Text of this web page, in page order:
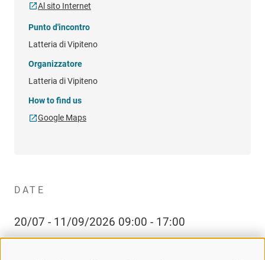
Al sito Internet
Punto d'incontro
Latteria di Vipiteno
Organizzatore
Latteria di Vipiteno
How to find us
Google Maps
DATE
20/07 - 11/09/2026 09:00 - 17:00